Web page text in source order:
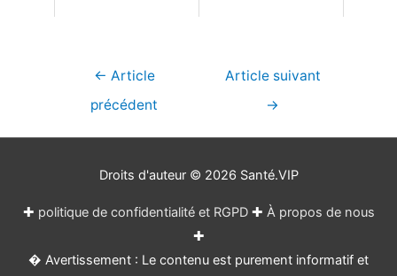
Navigation
← Article
précédent
Article suivant
→
Droits d'auteur © 2026 Santé.VIP
✚ politique de confidentialité et RGPD✚ À propos de nous
✚
� Avertissement : Le contenu est purement informatif et